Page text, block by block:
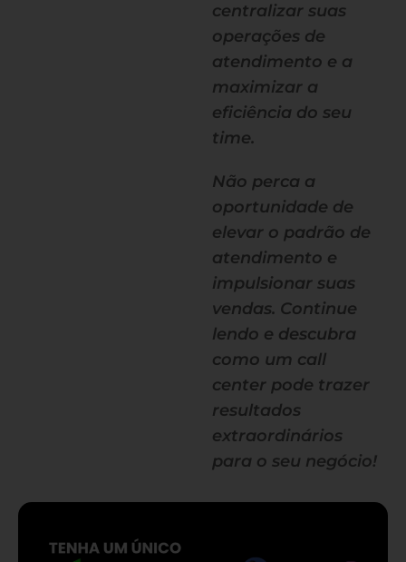
centralizar suas
operações de
atendimento e a
maximizar a
eficiência do seu
time.
Não perca a
oportunidade de
elevar o padrão de
atendimento e
impulsionar suas
vendas. Continue
lendo e descubra
como um call
center pode trazer
resultados
extraordinários
para o seu negócio!